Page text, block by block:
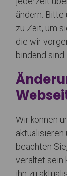
ändern.
zu Zeit, um
die wir
bindend sind.
Wir können
aktualisieren
beachten
veraltet sein
ihn zu